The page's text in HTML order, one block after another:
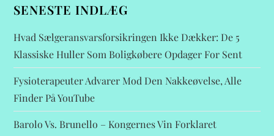
SENESTE INDLÆG
Hvad Sælgeransvarsforsikringen Ikke Dækker: De 5
Klassiske Huller Som Boligkøbere Opdager For Sent
Fysioterapeuter Advarer Mod Den Nakkeøvelse, Alle
Finder På YouTube
Barolo Vs. Brunello – Kongernes Vin Forklaret